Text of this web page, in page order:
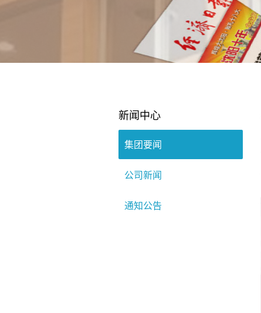
新闻中心
集团要闻
公司新闻
通知公告